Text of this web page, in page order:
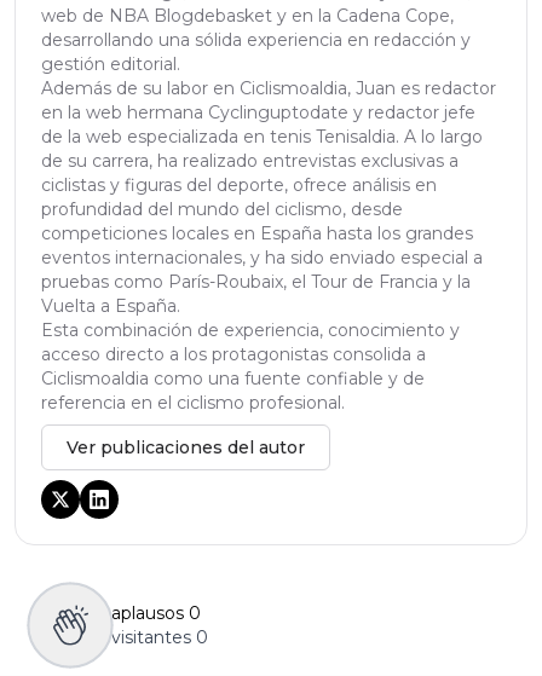
web de NBA Blogdebasket y en la Cadena Cope,
desarrollando una sólida experiencia en redacción y
gestión editorial.
Además de su labor en Ciclismoaldia, Juan es redactor
en la web hermana Cyclinguptodate y redactor jefe
de la web especializada en tenis Tenisaldia. A lo largo
de su carrera, ha realizado entrevistas exclusivas a
ciclistas y figuras del deporte, ofrece análisis en
profundidad del mundo del ciclismo, desde
competiciones locales en España hasta los grandes
eventos internacionales, y ha sido enviado especial a
pruebas como París-Roubaix, el Tour de Francia y la
Vuelta a España.
Esta combinación de experiencia, conocimiento y
acceso directo a los protagonistas consolida a
Ciclismoaldia como una fuente confiable y de
referencia en el ciclismo profesional.
Ver publicaciones del autor
aplausos 0
visitantes 0